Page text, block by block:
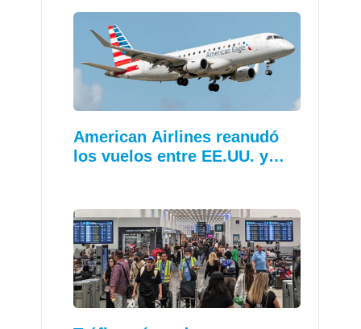
American Airlines reanudó
los vuelos entre EE.UU. y…